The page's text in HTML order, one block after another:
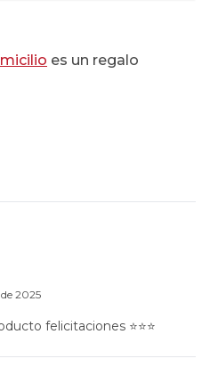
es un regalo
2025
felicitaciones ⭐️⭐️⭐️